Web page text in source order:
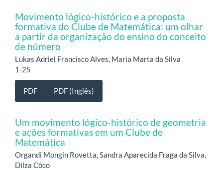
Movimento lógico-histórico e a proposta
formativa do Clube de Matemática: um olhar
a partir da organização do ensino do conceito
de número
Lukas Adriel Francisco Alves, Maria Marta da Silva
1-25
PDF PDF (Inglês)
Um movimento lógico-histórico de geometria
e ações formativas em um Clube de
Matemática
Organdi Mongin Rovetta, Sandra Aparecida Fraga da Silva,
Dilza Côco